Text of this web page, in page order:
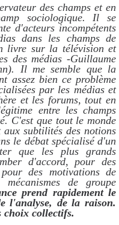
des champs et en
sociologique. Il se
d'acteurs incompétents
dans les champs de
livre sur la télévision et
des médias -Guillaume
Il me semble que la
assez bien ce problème
par les médias et
et les forums, tout en
entre les champs
C'est que tout le monde
subtilités des notions
le débat spécialisé d'un
que les plus grands
d'accord, pour des
des motivations de
de groupe
prend rapidement le
l'analyse, de la raison.
choix collectifs.